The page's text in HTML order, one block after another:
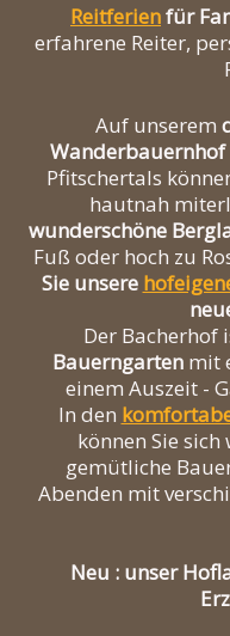
Reitferienfür
erfahrene Reiter,
Auf unserem
Wanderbauernhof
Pfitschertals
hautnah
wunderschöne
Fuß oder hoch zu
Sie unsere
Der Bacherhof
Bauerngartenmit
einem Auszeit -
In den
können Sie
gemütliche
Abenden mit
Neu : unser